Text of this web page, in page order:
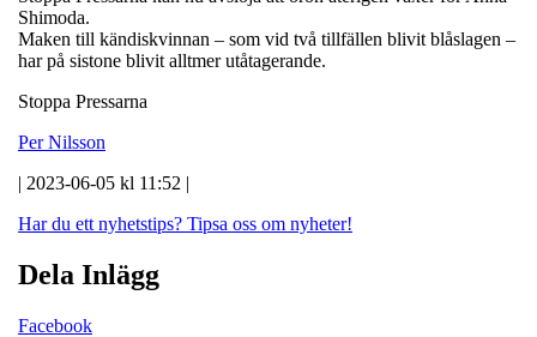
Shimoda.
Maken till kändiskvinnan – som vid två tillfällen blivit blåslagen –
har på sistone blivit alltmer utåtagerande.
Stoppa Pressarna
Per Nilsson
| 2023-06-05 kl 11:52 |
Har du ett nyhetstips? Tipsa oss om nyheter!
Dela Inlägg
Facebook